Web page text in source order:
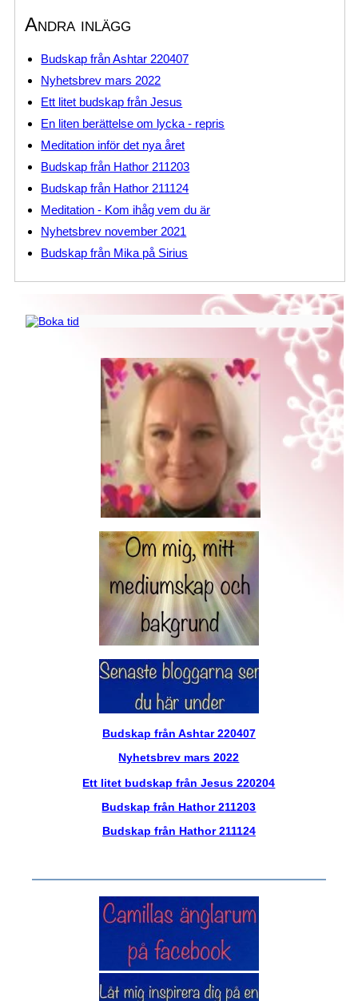
Andra inlägg
Budskap från Ashtar 220407
Nyhetsbrev mars 2022
Ett litet budskap från Jesus
En liten berättelse om lycka - repris
Meditation inför det nya året
Budskap från Hathor 211203
Budskap från Hathor 211124
Meditation - Kom ihåg vem du är
Nyhetsbrev november 2021
Budskap från Mika på Sirius
Budskap från Ashtar 220407
Nyhetsbrev mars 2022
Ett litet budskap från Jesus 220204
Budskap från Hathor 211203
Budskap från Hathor 211124